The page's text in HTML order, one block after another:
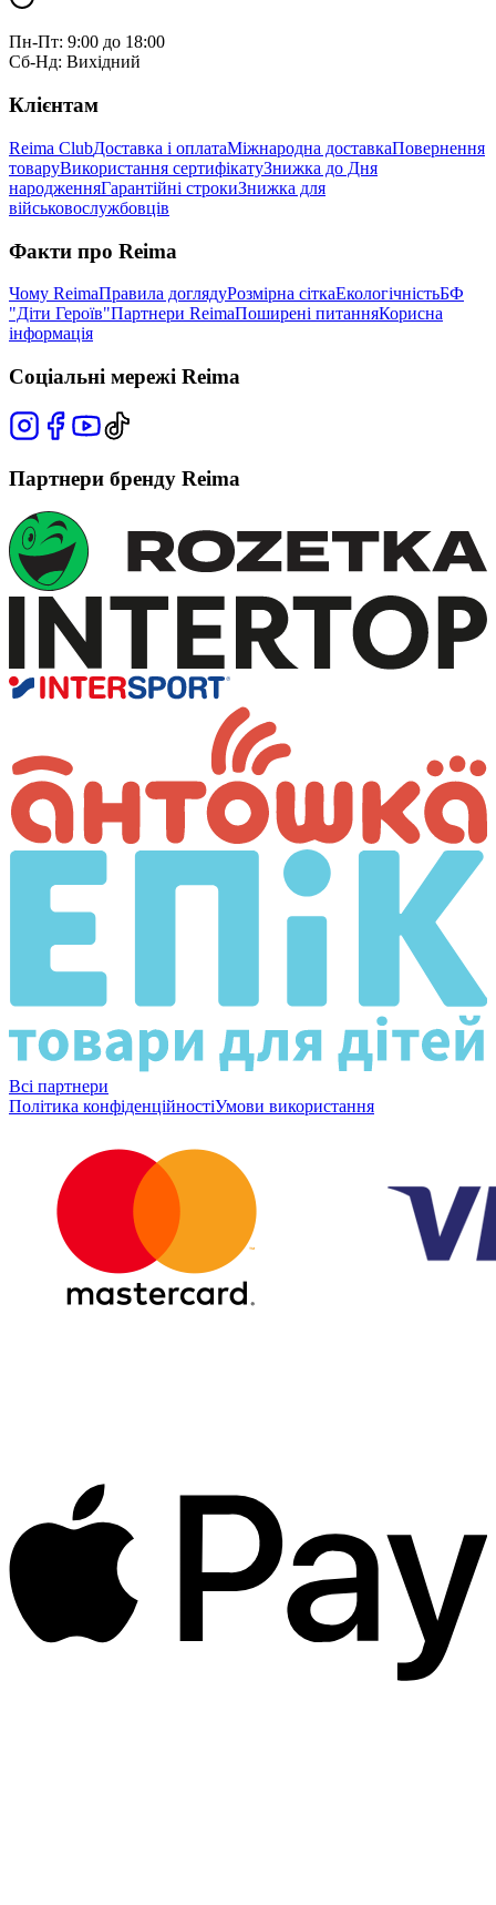
Пн-Пт: 9:00 до 18:00
Сб-Нд: Вихідний
Клієнтам
Reima ClubДоставка і оплатаМіжнародна доставкаПовернення
товаруВикористання сертифікатуЗнижка до Дня
народженняГарантійні строкиЗнижка для
військовослужбовців
Факти про Reima
Чому ReimaПравила доглядуРозмірна сіткаЕкологічністьБФ
"Діти Героїв"Партнери ReimaПоширені питанняКорисна
інформація
Соціальні мережі Reima
Партнери бренду Reima
Всі партнери
Політика конфіденційностіУмови використання